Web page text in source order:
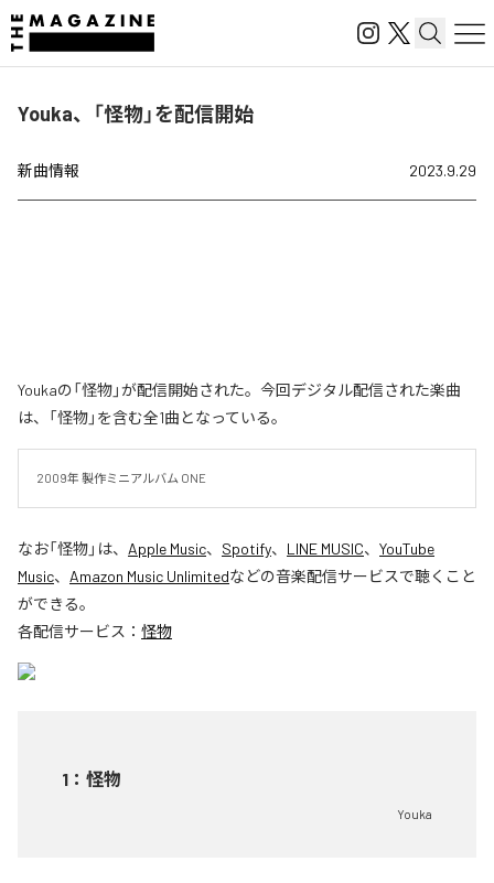
Youka、「怪物」を配信開始
新曲情報 2023.9.29
Youkaの「怪物」が配信開始された。今回デジタル配信された楽曲
は、「怪物」を含む全1曲となっている。
2009年 製作ミニアルバム ONE
なお「怪物」は、 Apple Music、 Spotify、 LINE MUSIC、 YouTube
Music、 Amazon Music Unlimitedなどの音楽配信サービスで聴くこと
ができる。
各配信サービス： 怪物
1 ： 怪物
Youka